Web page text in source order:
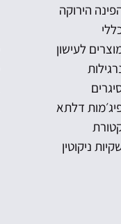
הירוקה
לעישון
דלתא
ניקוטין